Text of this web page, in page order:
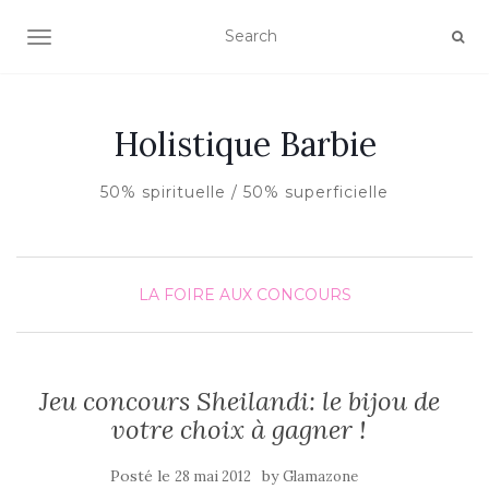
AFFICHER/MASQUER LA NAVIGATION
Holistique Barbie
50% spirituelle / 50% superficielle
LA FOIRE AUX CONCOURS
Jeu concours Sheilandi: le bijou de
votre choix à gagner !
Posté le 28 mai 2012 byGlamazone